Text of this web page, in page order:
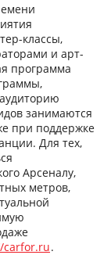
классы,
и арт-
программа
занимаются
при поддержке
Для тех,
Арсеналу,
метров,
.